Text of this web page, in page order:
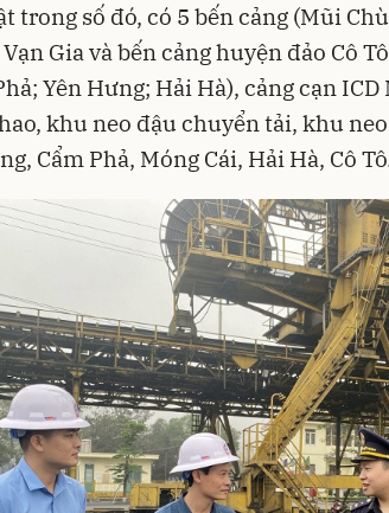
trong số đó, có 5 bến cảng (Mũi
Gia và bến cảng huyện đảo Cô
Yên Hưng; Hải Hà), cảng cạn
khu neo đậu chuyển tải, khu
Cẩm Phả, Móng Cái, Hải Hà, Cô